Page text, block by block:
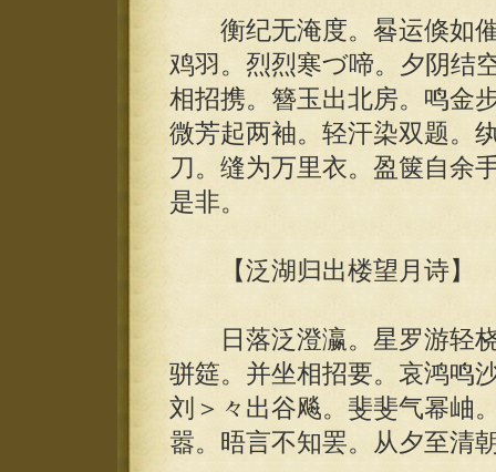
衡纪无淹度。晷运倏如催
鸡羽。烈烈寒づ啼。夕阴结
相招携。簪玉出北房。鸣金
微芳起两袖。轻汗染双题。
刀。缝为万里衣。盈箧自余
是非。
【泛湖归出楼望月诗】
日落泛澄瀛。星罗游轻桡
骈筵。并坐相招要。哀鸿鸣
刘＞々出谷飚。斐斐气幂岫
嚣。晤言不知罢。从夕至清